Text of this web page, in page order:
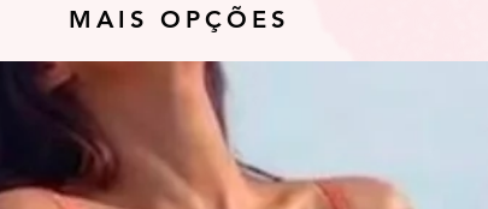
MAIS OPÇÕES